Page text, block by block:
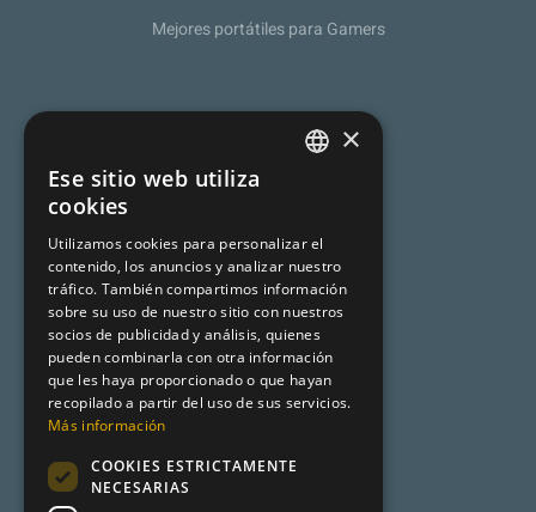
Mejores portátiles para Gamers
Sobre nosotros
Política de Privacidad
Aviso legal
Premsa
Mundo Turismo
ENGLISH
×
Ese sitio web utiliza
cookies
Utilizamos cookies para personalizar el
contenido, los anuncios y analizar nuestro
tráfico. También compartimos información
sobre su uso de nuestro sitio con nuestros
socios de publicidad y análisis, quienes
pueden combinarla con otra información
que les haya proporcionado o que hayan
recopilado a partir del uso de sus servicios.
Más información
COOKIES ESTRICTAMENTE
NECESARIAS